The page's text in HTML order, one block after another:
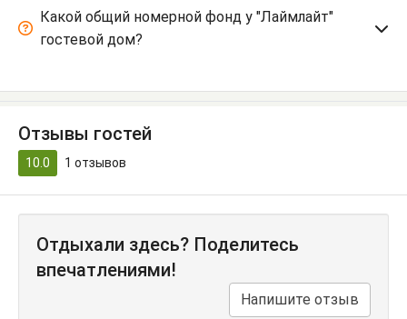
Какой общий номерной фонд у "Лаймлайт"
гостевой дом?
Отзывы гостей
10.0 1 отзывов
Отдыхали здесь? Поделитесь
впечатлениями!
Напишите отзыв